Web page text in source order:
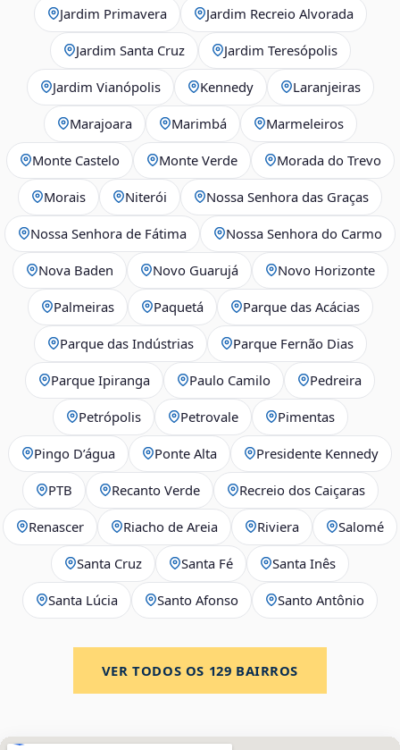
Jardim Primavera Jardim Recreio Alvorada
Jardim Santa Cruz Jardim Teresópolis
Jardim Vianópolis Kennedy Laranjeiras
Marajoara Marimbá Marmeleiros
Monte Castelo Monte Verde Morada do Trevo
Morais Niterói Nossa Senhora das Graças
Nossa Senhora de Fátima Nossa Senhora do Carmo
Nova Baden Novo Guarujá Novo Horizonte
Palmeiras Paquetá Parque das Acácias
Parque das Indústrias Parque Fernão Dias
Parque Ipiranga Paulo Camilo Pedreira
Petrópolis Petrovale Pimentas
Pingo D’água Ponte Alta Presidente Kennedy
PTB Recanto Verde Recreio dos Caiçaras
Renascer Riacho de Areia Riviera Salomé
Santa Cruz Santa Fé Santa Inês
Santa Lúcia Santo Afonso Santo Antônio
VER TODOS OS 129 BAIRROS